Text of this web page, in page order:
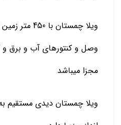
ویلا چمستان
وصل و کنتورهای آب و برق
مجزا میباشد
ویلا چمستان دیدی مستقیم